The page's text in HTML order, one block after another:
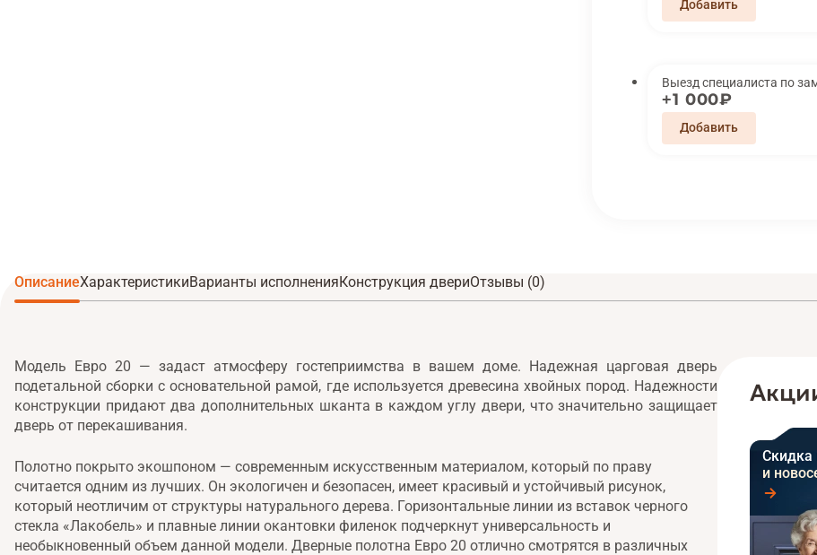
Выезд специалиста по
1 000₽
ОписаниеХарактеристикиВарианты исполненияКонструкция двериОтзывы (0)
Модель Евро 20 — задаст атмосферу гостеприимства в вашем доме. Надежная царговая дверь
подетальной сборки с основательной рамой, где используется древесина хвойных пород. Надежности
конструкции придают два дополнительных шканта в каждом углу двери, что значительно защищает
дверь от перекашивания.
Полотно покрыто экошпоном — современным искусственным материалом, который по праву
считается одним из лучших. Он экологичен и безопасен, имеет красивый и устойчивый рисунок,
который неотличим от структуры натурального дерева. Горизонтальные линии из вставок черного
стекла «Лакобель» и плавные линии окантовки филенок подчеркнут универсальность и
необыкновенный объем данной модели. Дверные полотна Евро 20 отлично смотрятся в различных
Скидка
и